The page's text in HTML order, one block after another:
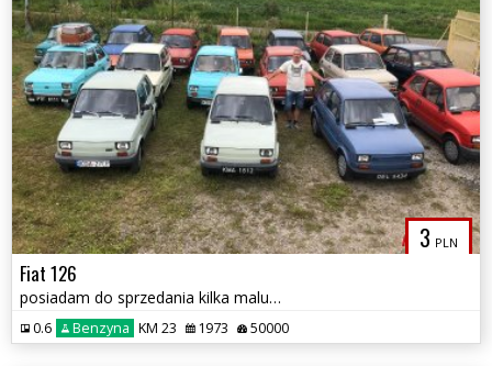
3 PLN
Fiat 126
posiadam do sprzedania kilka maluszków
0.6 Benzyna KM 23 1973 50000